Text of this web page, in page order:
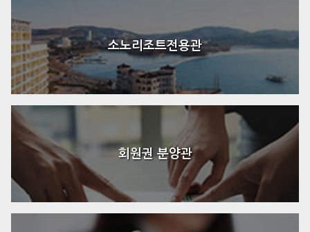
소노리조트전용관
회원권 분양관